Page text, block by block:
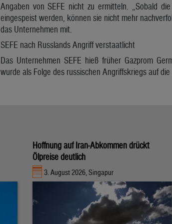
Angaben von SEFE nicht zu ermitteln. „Sobald
eingespeist werden, können sie nicht mehr
das Unternehmen mit.
SEFE nach Russlands Angriff verstaatlicht
Das Unternehmen SEFE hieß früher Gazprom
wurde als Folge des russischen Angriffskriegs auf
Hoffnung auf Iran-Abkommen drückt
Ölpreise deutlich
3. August 2026, Singapur